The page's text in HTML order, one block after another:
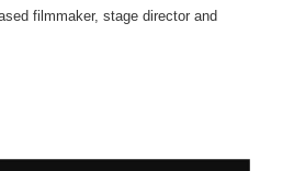
filmmaker, stage director and